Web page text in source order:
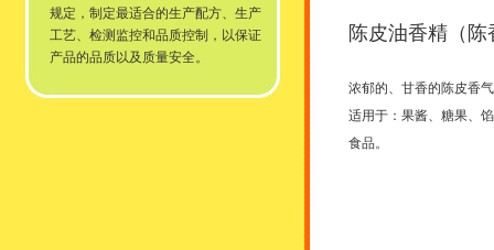
规定，制定最适合的生产配方、生产
工艺、检测监控和品质控制，以保证
产品的品质以及质量安全。
陈皮油香精（
浓郁的、甘香的陈皮香
适用于：果酱、糖果、
食品。